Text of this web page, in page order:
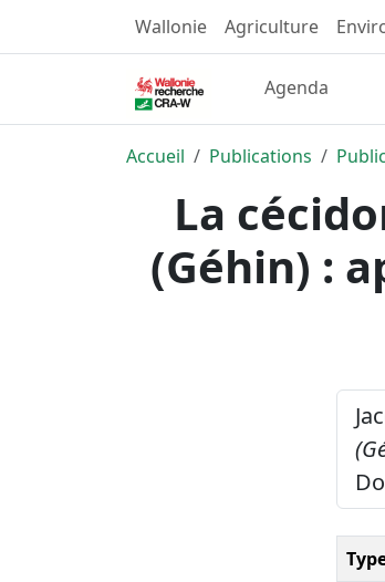
Wallonie Agriculture
Agenda
Accueil Publications
La
(Géhin) :